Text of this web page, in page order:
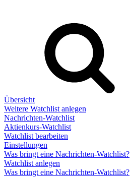
Übersicht
Weitere Watchlist anlegen
Nachrichten-Watchlist
Aktienkurs-Watchlist
Watchlist bearbeiten
Einstellungen
Was bringt eine Nachrichten-Watchlist?
Watchlist anlegen
Was bringt eine Nachrichten-Watchlist?